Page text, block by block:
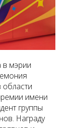
в мэрии
имени
группы
Награду